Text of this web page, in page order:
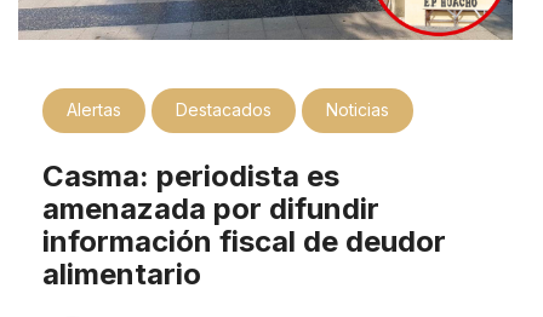
Alertas Destacados Noticias
Casma: periodista es
amenazada por difundir
información fiscal de deudor
alimentario